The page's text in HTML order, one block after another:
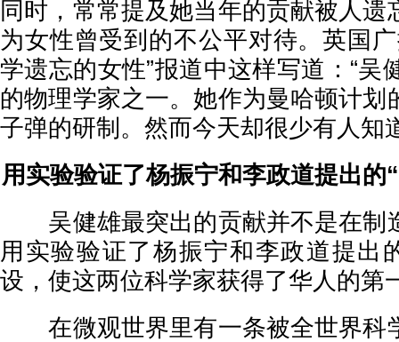
同时，常常提及她当年的贡献被人遗
为女性曾受到的不公平对待。英国
学遗忘的女性”报道中这样写道：“吴
的物理学家之一。她作为曼哈顿计划
子弹的研制。然而今天却很少有人知
用实验验证了杨振宁和李政道提出的
吴健雄最突出的贡献并不是在制
用实验验证了杨振宁和李政道提出
设，使这两位科学家获得了华人的第
在微观世界里有一条被全世界科